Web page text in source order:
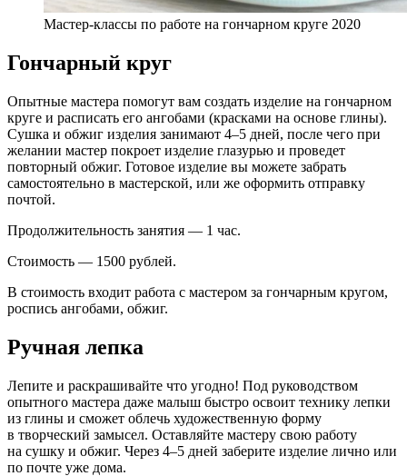
Мастер-классы по работе на гончарном круге 2020
Гончарный круг
Опытные мастера помогут вам создать изделие на гончарном
круге и расписать его ангобами (красками на основе глины).
Сушка и обжиг изделия занимают 4–5 дней, после чего при
желании мастер покроет изделие глазурью и проведет
повторный обжиг. Готовое изделие вы можете забрать
самостоятельно в мастерской, или же оформить отправку
почтой.
Продолжительность занятия — 1 час.
Стоимость — 1500 рублей.
В стоимость входит работа с мастером за гончарным кругом,
роспись ангобами, обжиг.
Ручная лепка
Лепите и раскрашивайте что угодно! Под руководством
опытного мастера даже малыш быстро освоит технику лепки
из глины и сможет облечь художественную форму
в творческий замысел. Оставляйте мастеру свою работу
на сушку и обжиг. Через 4–5 дней заберите изделие лично или
по почте уже дома.